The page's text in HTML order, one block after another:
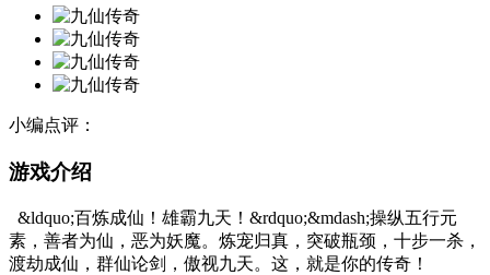
小编点评：
游戏介绍
&ldquo;百炼成仙！雄霸九天！&rdquo;&mdash;操纵五行元
素，善者为仙，恶为妖魔。炼宠归真，突破瓶颈，十步一杀，
渡劫成仙，群仙论剑，傲视九天。这，就是你的传奇！